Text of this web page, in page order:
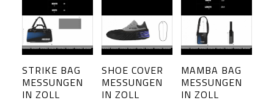
STRIKE BAG
MESSUNGEN
IN ZOLL
SHOE COVER
MESSUNGEN
IN ZOLL
MAMBA BAG
MESSUNGEN
IN ZOLL